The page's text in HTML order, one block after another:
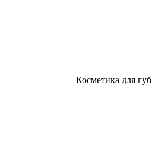
Косметика для губ